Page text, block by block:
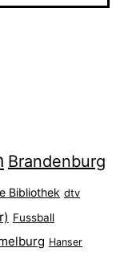
Brandenburg
Bibliothek dtv
Fussball
Hanser